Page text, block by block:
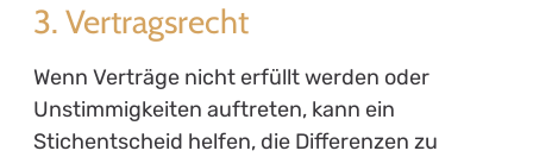
3. Vertragsrecht
Wenn Verträge nicht erfüllt werden oder
Unstimmigkeiten auftreten, kann ein
Stichentscheid helfen, die Differenzen zu